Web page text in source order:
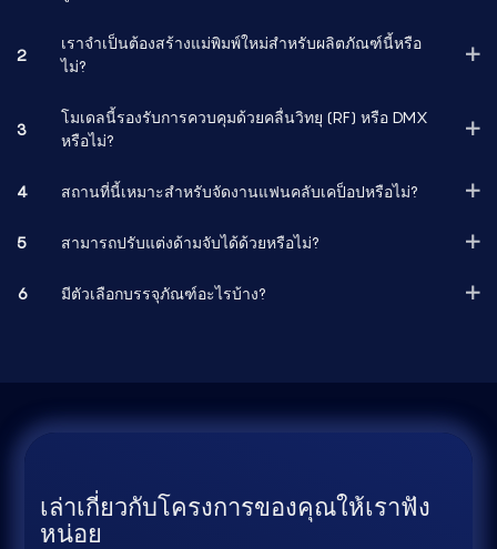
2
เราจำเป็นต้องสร้างแม่พิมพ์ใหม่สำหรับผลิตภัณฑ์นี้หรือ
ไม่?
3
โมเดลนี้รองรับการควบคุมด้วยคลื่นวิทยุ (RF) หรือ DMX
หรือไม่?
4 สถานที่นี้เหมาะสำหรับจัดงานแฟนคลับเคป็อปหรือไม่?
5 สามารถปรับแต่งด้ามจับได้ด้วยหรือไม่?
6 มีตัวเลือกบรรจุภัณฑ์อะไรบ้าง?
เล่าเกี่ยวกับโครงการของคุณให้เราฟัง
หน่อย